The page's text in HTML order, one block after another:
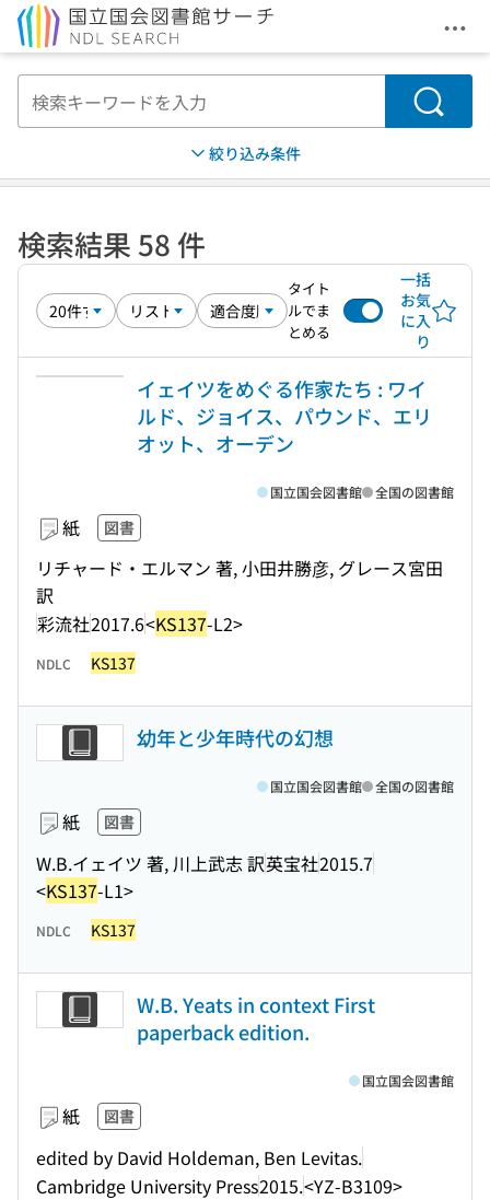
メ
検索
絞り込み条件
検索結果 58 件
タイト
ルでま
とめる
一括
お気
に入
り
イェイツをめぐる作家たち : ワイ
ルド、ジョイス、パウンド、エリ
オット、オーデン
紙 図書
リチャード・エルマン 著, 小田井勝彦, グレース宮田
訳
彩流社2017.6<KS137-L2>
国立国会図書館 全国の図書館
NDLC KS137
幼年と少年時代の幻想
紙 図書
W.B.イェイツ 著, 川上武志 訳英宝社2015.7
<KS137-L1>
国立国会図書館 全国の図書館
NDLC KS137
W.B. Yeats in context First
paperback edition.
紙 図書
edited by David Holdeman, Ben Levitas.
Cambridge University Press2015.<YZ-B3109>
国立国会図書館